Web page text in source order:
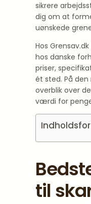
sikrere
dig om at
uønskede
Hos
hos danske
priser,
ét sted. På
overblik over
værdi for
til